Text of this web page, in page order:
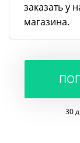
заказать у
магазина.
30